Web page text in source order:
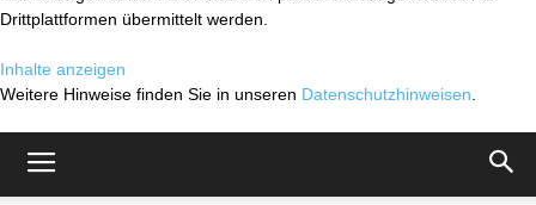
Drittplattformen übermittelt werden.
Inhalte anzeigen
Weitere Hinweise finden Sie in unseren Datenschutzhinweisen